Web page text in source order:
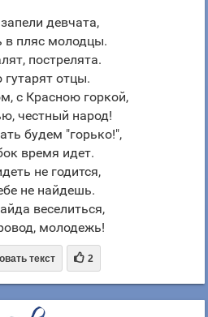
девчата,
в пляс молодцы.
пострелята.
отцы.
с Красною горкой,
честный народ!
будем "горько!",
время идет.
не годится,
не найдешь.
веселиться,
молодежь!
текст  2